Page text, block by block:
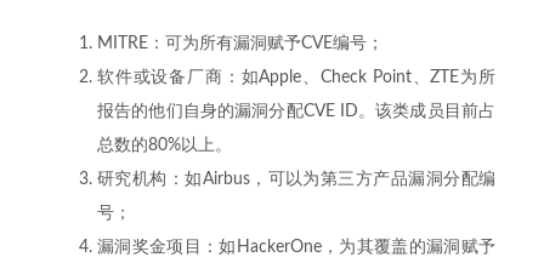
MITRE：可为所有漏洞赋予CVE编号；
软件或设备厂商：如Apple、Check Point、ZTE为所
报告的他们自身的漏洞分配CVE ID。该类成员目前占
总数的80%以上。
研究机构：如Airbus，可以为第三方产品漏洞分配编
号；
漏洞奖金项目：如HackerOne，为其覆盖的漏洞赋予